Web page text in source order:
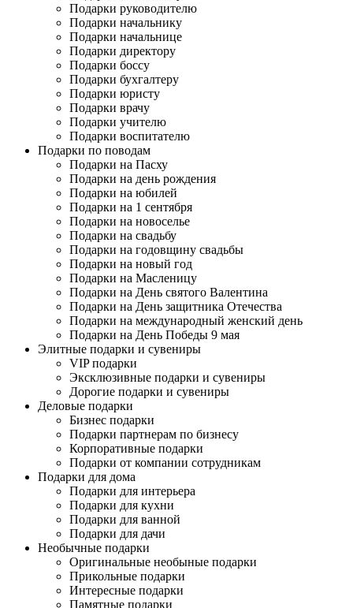
Подарки руководителю
Подарки начальнику
Подарки начальнице
Подарки директору
Подарки боссу
Подарки бухгалтеру
Подарки юристу
Подарки врачу
Подарки учителю
Подарки воспитателю
Подарки по поводам
Подарки на Пасху
Подарки на день рождения
Подарки на юбилей
Подарки на 1 сентября
Подарки на новоселье
Подарки на свадьбу
Подарки на годовщину свадьбы
Подарки на новый год
Подарки на Масленицу
Подарки на День святого Валентина
Подарки на День защитника Отечества
Подарки на международный женский день
Подарки на День Победы 9 мая
Элитные подарки и сувениры
VIP подарки
Эксклюзивные подарки и сувениры
Дорогие подарки и сувениры
Деловые подарки
Бизнес подарки
Подарки партнерам по бизнесу
Корпоративные подарки
Подарки от компании сотрудникам
Подарки для дома
Подарки для интерьера
Подарки для кухни
Подарки для ванной
Подарки для дачи
Необычные подарки
Оригинальные необыные подарки
Прикольные подарки
Интересные подарки
Памятные подарки